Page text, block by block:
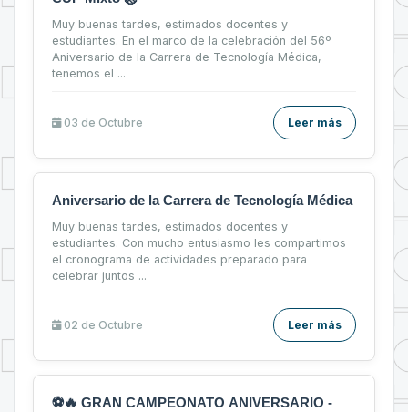
Muy buenas tardes, estimados docentes y
estudiantes. En el marco de la celebración del 56º
Aniversario de la Carrera de Tecnología Médica,
tenemos el ...
03 de Octubre Leer más
Aniversario de la Carrera de Tecnología Médica
Muy buenas tardes, estimados docentes y
estudiantes. Con mucho entusiasmo les compartimos
el cronograma de actividades preparado para
celebrar juntos ...
02 de Octubre Leer más
⚽🔥 GRAN CAMPEONATO ANIVERSARIO -